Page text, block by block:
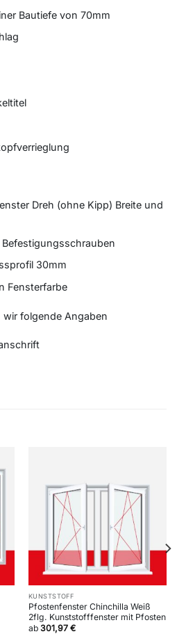
Bautiefe von 70mm
Dreh (ohne Kipp) Breite und
30mm
Fensterfarbe
folgende Angaben
KUNSTSTOFF
Pfostenfenster Chinchilla Weiß
2flg. Kunststofffenster mit Pfosten
ab 301,97 €